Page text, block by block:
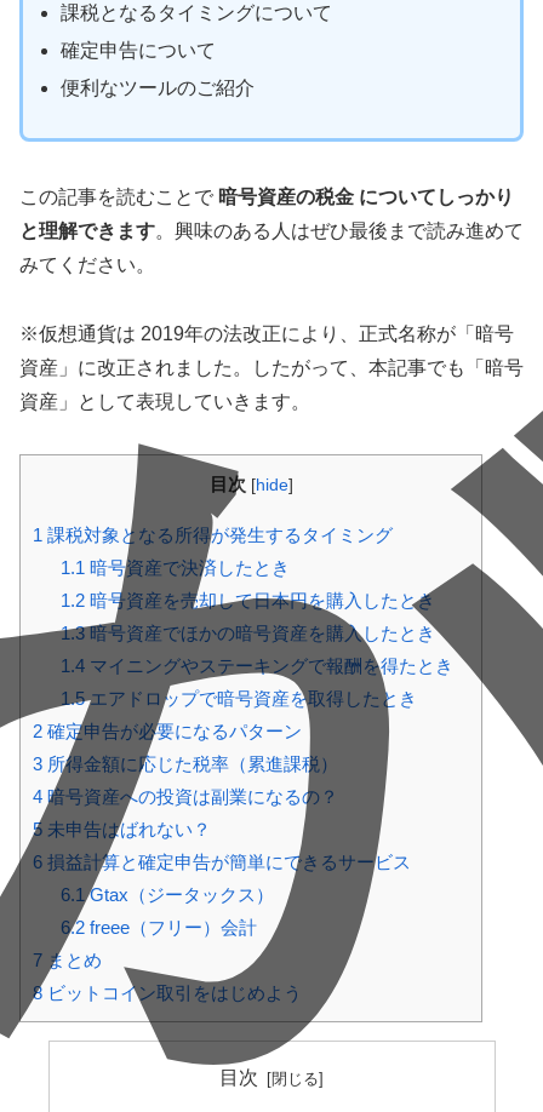
課税となるタイミングについて
確定申告について
便利なツールのご紹介
この記事を読むことで 暗号資産の税金 についてしっかり
と理解できます。興味のある人はぜひ最後まで読み進めて
みてください。
※仮想通貨は 2019年の法改正により、正式名称が「暗号
資産」に改正されました。したがって、本記事でも「暗号
資産」として表現していきます。
目次 [hide]
1 課税対象となる所得が発生するタイミング
1.1 暗号資産で決済したとき
1.2暗号資産を売却して日本円を購入したとき
1.3暗号資産でほかの暗号資産を購入したとき
1.4マイニングやステーキングで報酬を得たとき
1.5エアドロップで暗号資産を取得したとき
2 確定申告が必要になるパターン
3 所得金額に応じた税率（累進課税）
4 暗号資産への投資は副業になるの？
5 未申告はばれない？
6 損益計算と確定申告が簡単にできるサービス
6.1 Gtax（ジータックス）
6.2freee（フリー）会計
7 まとめ
8 ビットコイン取引をはじめよう
目次